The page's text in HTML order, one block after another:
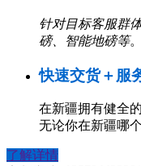
针对目标客服群
磅、智能地磅等。
快速交货＋服
在新疆拥有健全
无论你在新疆哪
了解详情